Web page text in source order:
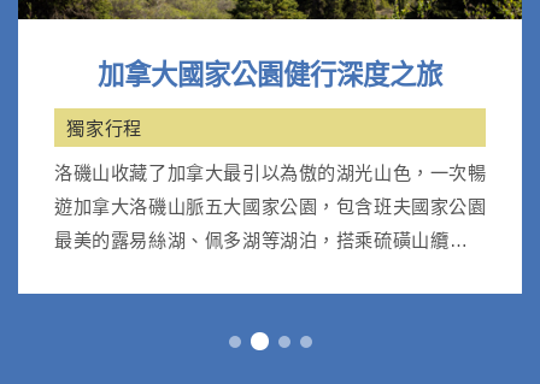
加拿大國家公園健行深度之旅
獨家行程
洛磯山收藏了加拿大最引以為傲的湖光山色，一次暢
遊加拿大洛磯山脈五大國家公園，包含班夫國家公園
最美的露易絲湖、佩多湖等湖泊，搭乘硫磺山纜車；